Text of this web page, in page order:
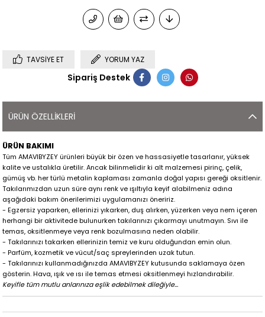
TAVSIYE ET YORUM YAZ
Sipariş Destek
ÜRÜN ÖZELLIKLERI
ÜRÜN BAKIMI
Tüm AMAVIBYZEY ürünleri büyük bir özen ve hassasiyetle tasarlanır, yüksek
kalite ve ustalıkla üretilir. Ancak bilinmelidir ki alt malzemesi pirinç, çelik,
gümüş vb. her türlü metalin kaplaması zamanla doğal yapısı gereği oksitlenir.
Takılarımızdan uzun süre aynı renk ve ışıltıyla keyif alabilmeniz adına
aşağıdaki bakım önerilerimizi uygulamanızı öneririz.
- Egzersiz yaparken, ellerinizi yıkarken, duş alırken, yüzerken veya nem içeren
herhangi bir aktivitede bulunurken takılarınızı çıkarmayı unutmayın. Sıvı ile
temas, oksitlenmeye veya renk bozulmasına neden olabilir.
- Takılarınızı takarken ellerinizin temiz ve kuru olduğundan emin olun.
- Parfüm, kozmetik ve vücut/saç spreylerinden uzak tutun.
- Takılarınızı kullanmadığınızda AMAVIBYZEY kutusunda saklamaya özen
gösterin. Hava, ışık ve ısı ile temas etmesi oksitlenmeyi hızlandırabilir.
Keyifle tüm mutlu anlarınıza eşlik edebilmek dileğiyle...